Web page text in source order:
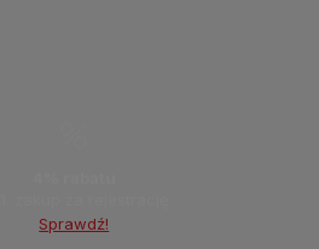
Sprawdź!